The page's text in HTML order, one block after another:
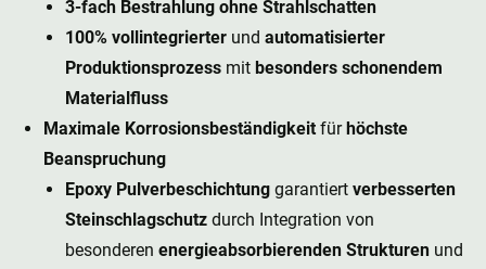
3-fach Bestrahlung ohne Strahlschatten
100% vollintegrierter und automatisierter
Produktionsprozess mit besonders schonendem
Materialfluss
Maximale Korrosionsbeständigkeit fürhöchste
Beanspruchung
Epoxy Pulverbeschichtung garantiert verbesserten
Steinschlagschutz durch Integration von
besonderen energieabsorbierenden Strukturen und